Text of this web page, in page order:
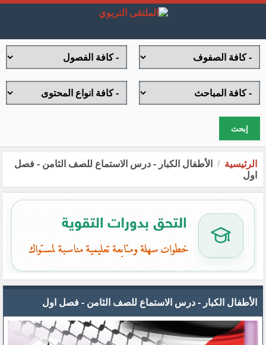
إبحث
الرئيسية
الأطفال الكبار - درس الاستماع للصف الثامن - فصل
اول
الأطفال الكبار - درس الاستماع للصف الثامن - فصل اول